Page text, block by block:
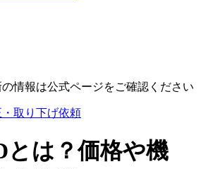
情報は公式ページをご確認ください
取り下げ依頼
とは？価格や機